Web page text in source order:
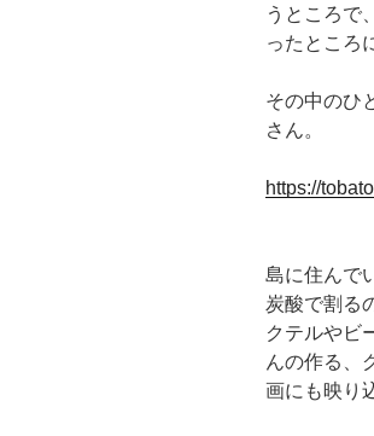
うところで
ったところ
その中のひ
さん。
https://
島に住んで
炭酸で割る
クテルやビ
んの作る、
画にも映り